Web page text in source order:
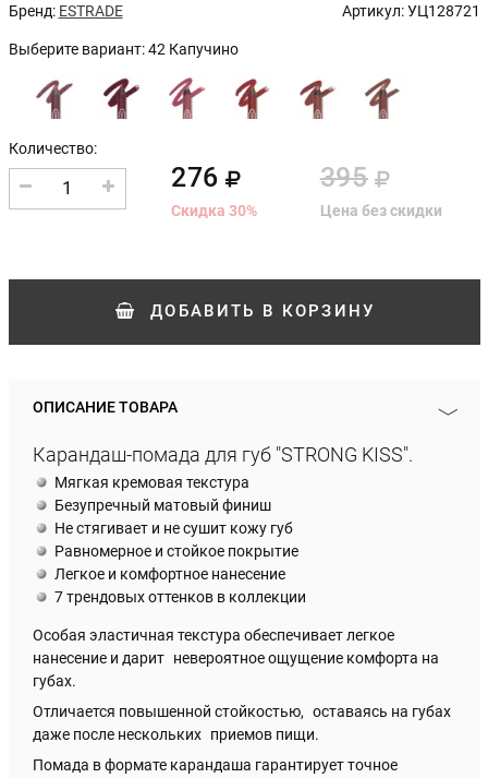
Бренд: ESTRADE Артикул:УЦ128721
Выберите вариант:42 Капучино
Количество:
1 276
Скидка 30%
395
Цена без скидки
ДОБАВИТЬ В КОРЗИНУ
ОПИСАНИЕ ТОВАРА
Карандаш-помада для губ "STRONG KISS".
Мягкая кремовая текстура
Безупречный матовый финиш
Не стягивает и не сушит кожу губ
Равномерное и стойкое покрытие
Легкое и комфортное нанесение
7 трендовых оттенков в коллекции
Особая эластичная текстура обеспечивает легкое
нанесение и дарит невероятное ощущение комфорта на
губах.
Отличается повышенной стойкостью, оставаясь на губах
даже после нескольких приемов пищи.
Помада в формате карандаша гарантирует точное